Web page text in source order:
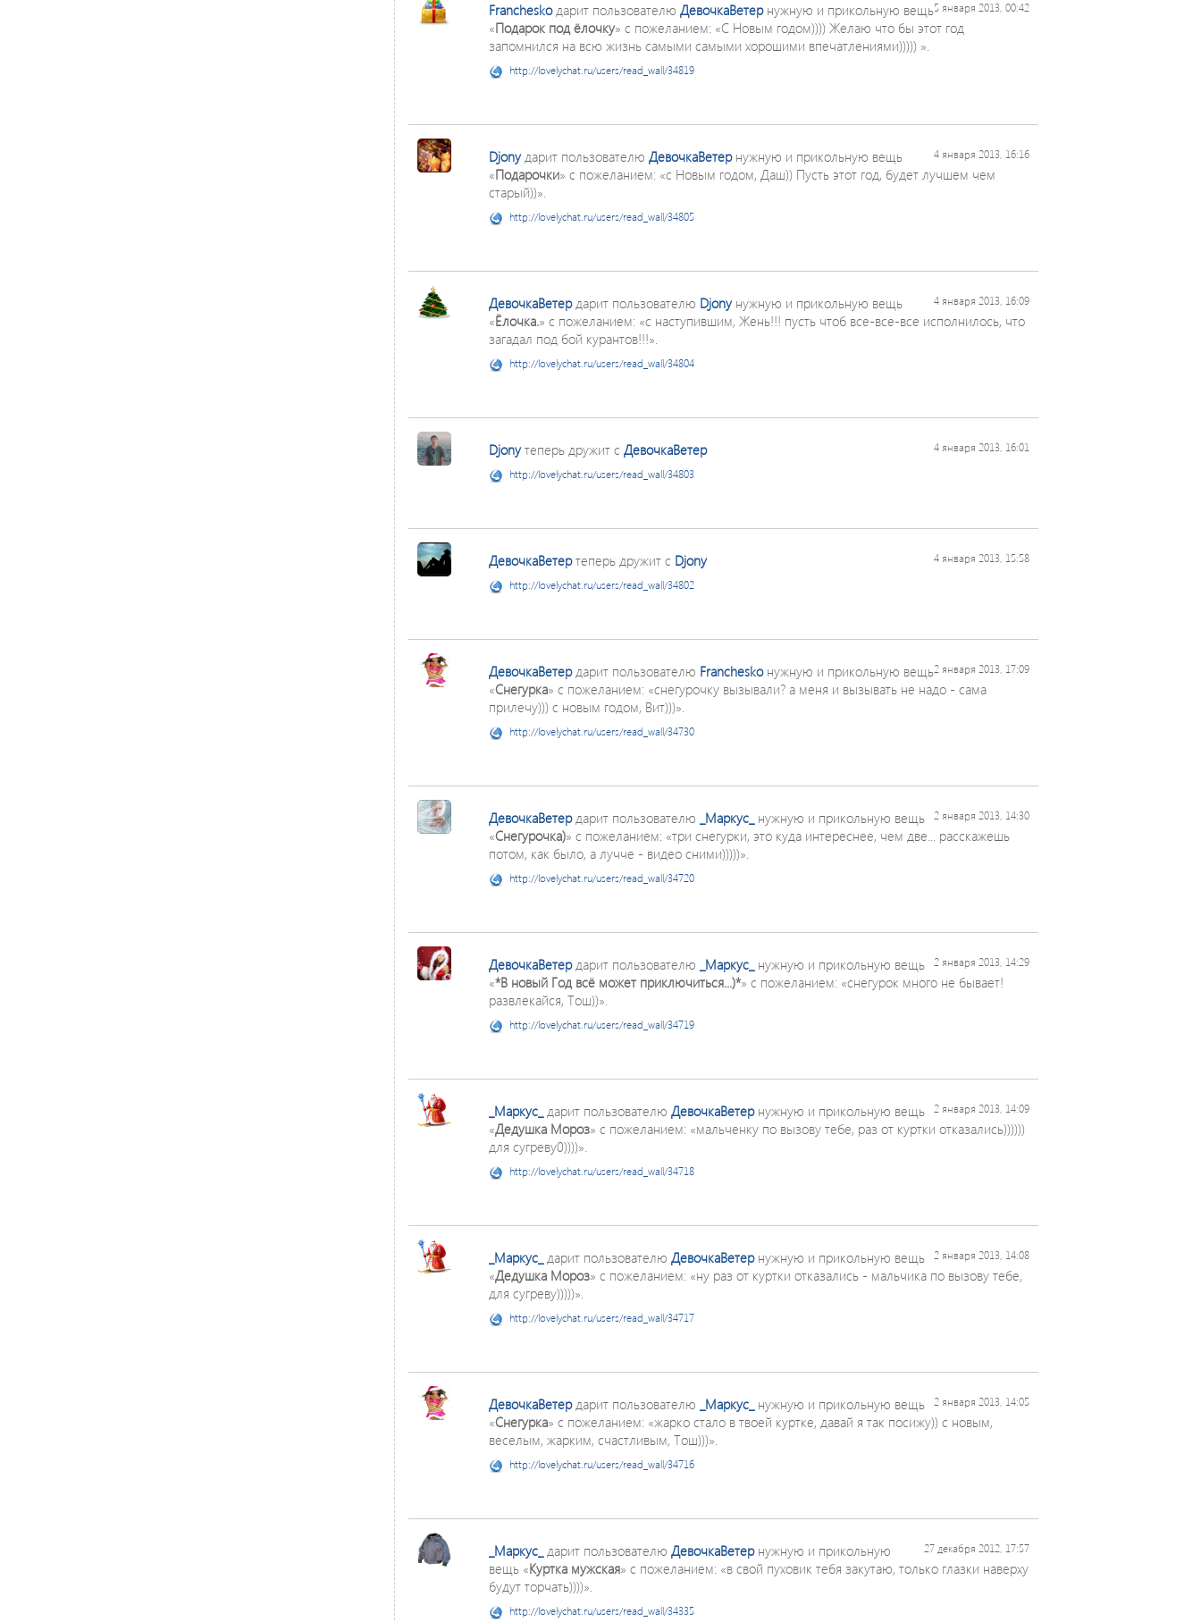
5 января 2013, 00:42
Francheskoдарит пользователю ДевочкаВетернужную и прикольную вещь
«Подарок под ёлочку» с пожеланием: «С Новым годом)))) Желаю что бы этот год
запомнился на всю жизнь самыми самыми хорошими впечатлениями))))) ».
http://lovelychat.ru/users/read_wall/34819
4 января 2013, 16:16
Djonyдарит пользователю ДевочкаВетернужную и прикольную вещь
«Подарочки» с пожеланием: «с Новым годом, Даш)) Пусть этот год, будет лучшем чем
старый))».
http://lovelychat.ru/users/read_wall/34805
4 января 2013, 16:09
ДевочкаВетердарит пользователю Djonyнужную и прикольную вещь
«Ёлочка.» с пожеланием: «с наступившим, Жень!!! пусть чтоб все-все-все исполнилось, что
загадал под бой курантов!!!».
http://lovelychat.ru/users/read_wall/34804
4 января 2013, 16:01
Djonyтеперь дружит с ДевочкаВетер
http://lovelychat.ru/users/read_wall/34803
4 января 2013, 15:58
ДевочкаВетертеперь дружит с Djony
http://lovelychat.ru/users/read_wall/34802
2 января 2013, 17:09
ДевочкаВетердарит пользователю Francheskoнужную и прикольную вещь
«Снегурка» с пожеланием: «снегурочку вызывали? а меня и вызывать не надо - сама
прилечу))) с новым годом, Вит)))».
http://lovelychat.ru/users/read_wall/34730
2 января 2013, 14:30
ДевочкаВетердарит пользователю _Маркус_ нужную и прикольную вещь
«Снегурочка)» с пожеланием: «три снегурки, это куда интереснее, чем две... расскажешь
потом, как было, а лучче - видео сними)))))».
http://lovelychat.ru/users/read_wall/34720
2 января 2013, 14:29
ДевочкаВетердарит пользователю _Маркус_ нужную и прикольную вещь
«*В новый Год всё может приключиться...)*» с пожеланием: «снегурок много не бывает!
развлекайся, Тош))».
http://lovelychat.ru/users/read_wall/34719
2 января 2013, 14:09
_Маркус_ дарит пользователю ДевочкаВетернужную и прикольную вещь
«Дедушка Мороз» с пожеланием: «мальченку по вызову тебе, раз от куртки отказались))))))
для сугреву0))))».
http://lovelychat.ru/users/read_wall/34718
2 января 2013, 14:08
_Маркус_ дарит пользователю ДевочкаВетернужную и прикольную вещь
«Дедушка Мороз» с пожеланием: «ну раз от куртки отказались - мальчика по вызову тебе,
для сугреву)))))».
http://lovelychat.ru/users/read_wall/34717
2 января 2013, 14:05
ДевочкаВетердарит пользователю _Маркус_ нужную и прикольную вещь
«Снегурка» с пожеланием: «жарко стало в твоей куртке, давай я так посижу)) с новым,
веселым, жарким, счастливым, Тош)))».
http://lovelychat.ru/users/read_wall/34716
27 декабря 2012, 17:57
_Маркус_ дарит пользователю ДевочкаВетернужную и прикольную
вещь «Куртка мужская» с пожеланием: «в свой пуховик тебя закутаю, только глазки наверху
будут торчать))))».
http://lovelychat.ru/users/read_wall/34335